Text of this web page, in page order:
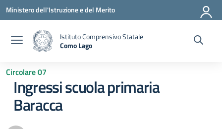
Vai ai contenuti
Vai al menu di navigazione
Vai al footer
Ministero dell'Istruzione e del Merito
Istituto Comprensivo Statale
Como Lago
— Visita la pagina iniziale della scuola
Circolare 07
Ingressi scuola primaria
Baracca